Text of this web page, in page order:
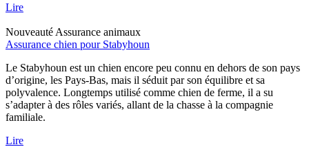
Lire
Nouveauté Assurance animaux
Assurance chien pour Stabyhoun
Le Stabyhoun est un chien encore peu connu en dehors de son pays
d’origine, les Pays-Bas, mais il séduit par son équilibre et sa
polyvalence. Longtemps utilisé comme chien de ferme, il a su
s’adapter à des rôles variés, allant de la chasse à la compagnie
familiale.
Lire